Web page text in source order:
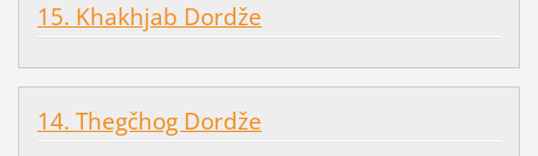
15. Khakhjab Dordže
14. Thegčhog Dordže